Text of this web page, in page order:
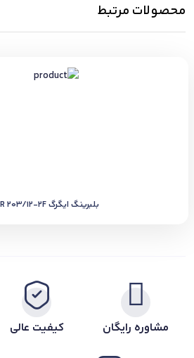
محصولات مرتبط
بلبرینگ ایگرگ SKF YAR 203/12-2F
مشاوره رایگان کیفیت عالی